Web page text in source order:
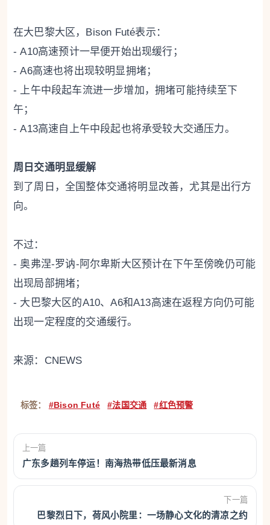
在大巴黎大区，Bison Futé表示：
- A10高速预计一早便开始出现缓行；
- A6高速也将出现较明显拥堵；
- 上午中段起车流进一步增加，拥堵可能持续至下
午；
- A13高速自上午中段起也将承受较大交通压力。
周日交通明显缓解
到了周日，全国整体交通将明显改善，尤其是出行方
向。
不过：
- 奥弗涅-罗讷-阿尔卑斯大区预计在下午至傍晚仍可能
出现局部拥堵；
- 大巴黎大区的A10、A6和A13高速在返程方向仍可能
出现一定程度的交通缓行。
来源：CNEWS
标签： #Bison Futé #法国交通 #红色预警
上一篇
广东多趟列车停运！南海热带低压最新消息
下一篇
巴黎烈日下，荷风小院里：一场静心文化的清凉之约